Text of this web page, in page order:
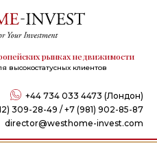
рынках недвижимости
высокостатусных клиентов
+44 734 033 4473 (Лондон)
309-28-49 / +7 (981) 902-85-87
director@westhome-invest.com